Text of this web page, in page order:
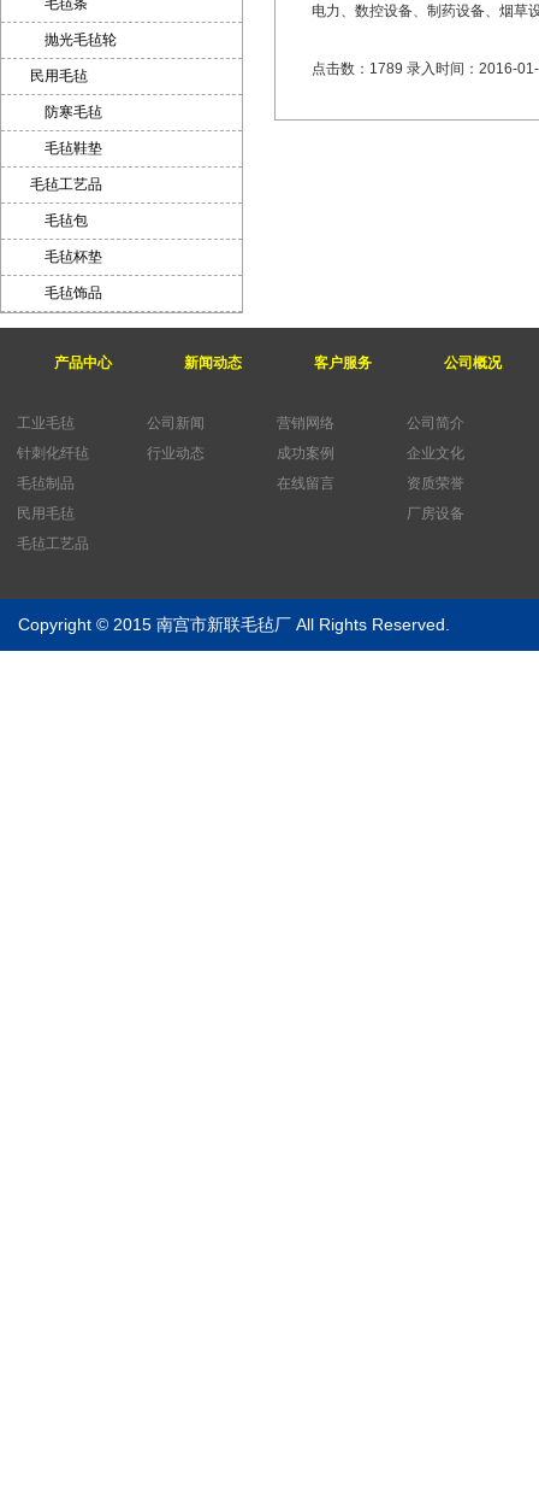
毛毡条
抛光毛毡轮
民用毛毡
防寒毛毡
毛毡鞋垫
毛毡工艺品
毛毡包
毛毡杯垫
毛毡饰品
电力、数控设备、制药设备、烟草
点击数：1789 录入时间：2016-
产品中心
工业毛毡
针刺化纤毡
毛毡制品
民用毛毡
毛毡工艺品
新闻动态
公司新闻
行业动态
客户服务
营销网络
成功案例
在线留言
公司概况
公司简介
企业文化
资质荣誉
厂房设备
Copyright © 2015 南宫市新联毛毡厂 All Rights Reserved.